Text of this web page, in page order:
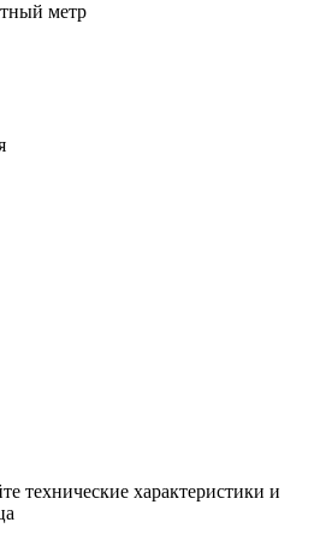
метр
технические характеристики и